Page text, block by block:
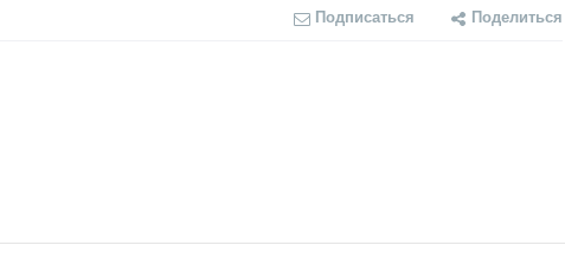
Подписаться Поделиться